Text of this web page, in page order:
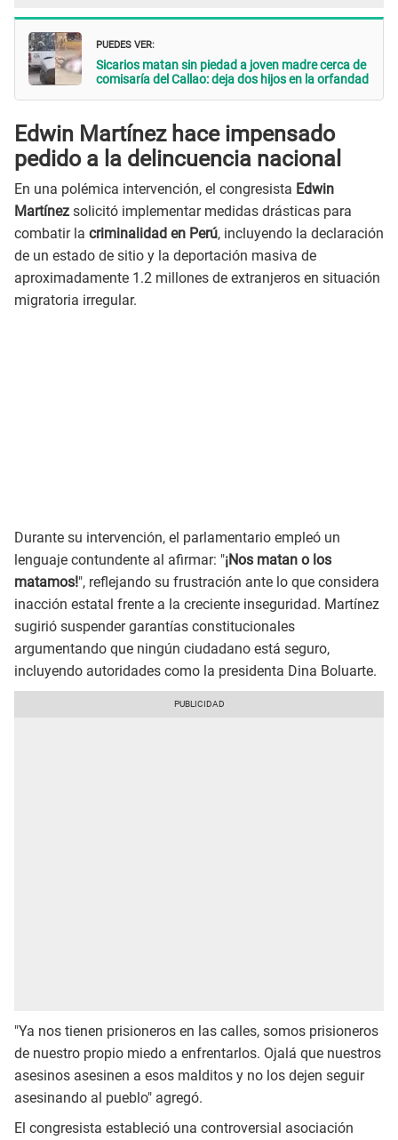
PUEDES VER:
Sicarios matan sin piedad a joven madre cerca de
comisaría del Callao: deja dos hijos en la orfandad
Edwin Martínez hace impensado
pedido a la delincuencia nacional
En una polémica intervención, el congresista Edwin
Martínez solicitó implementar medidas drásticas para
combatir la criminalidad en Perú, incluyendo la declaración
de un estado de sitio y la deportación masiva de
aproximadamente 1.2 millones de extranjeros en situación
migratoria irregular.
Durante su intervención, el parlamentario empleó un
lenguaje contundente al afirmar: "¡Nos matan o los
matamos!", reflejando su frustración ante lo que considera
inacción estatal frente a la creciente inseguridad. Martínez
sugirió suspender garantías constitucionales
argumentando que ningún ciudadano está seguro,
incluyendo autoridades como la presidenta Dina Boluarte.
"Ya nos tienen prisioneros en las calles, somos prisioneros
de nuestro propio miedo a enfrentarlos. Ojalá que nuestros
asesinos asesinen a esos malditos y no los dejen seguir
asesinando al pueblo" agregó.
El congresista estableció una controversial asociación